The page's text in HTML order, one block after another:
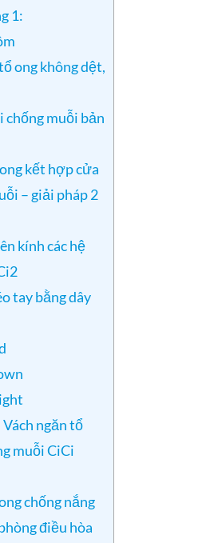
1:
ong không dệt,
muỗi bản
kết hợp cửa
– giải pháp 2
kính các hệ
tay bằng dây
ngăn tổ
muỗi CiCi
chống nắng
điều hòa